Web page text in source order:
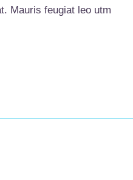
Mauris feugiat leo utm